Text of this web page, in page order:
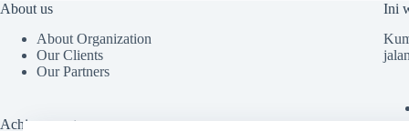
About us
About Organization
Our Clients
Our Partners
Achievements
Ini